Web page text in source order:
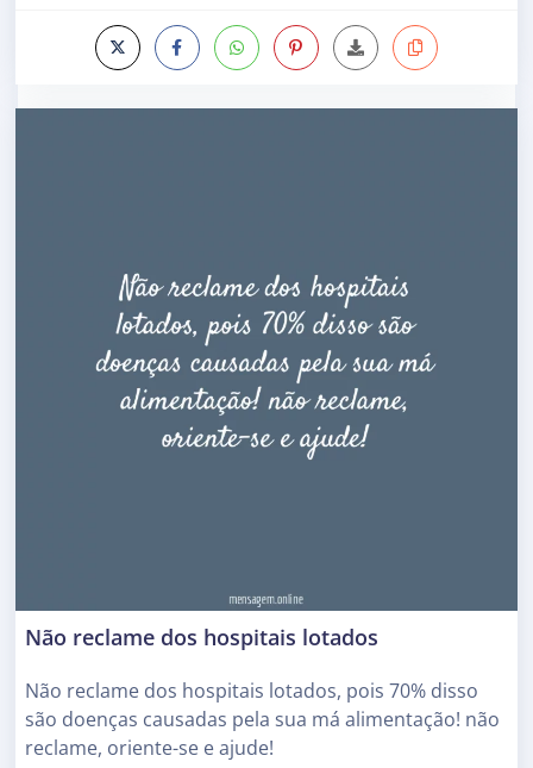
Não reclame dos hospitais lotados
Não reclame dos hospitais lotados, pois 70% disso
são doenças causadas pela sua má alimentação! não
reclame, oriente-se e ajude!